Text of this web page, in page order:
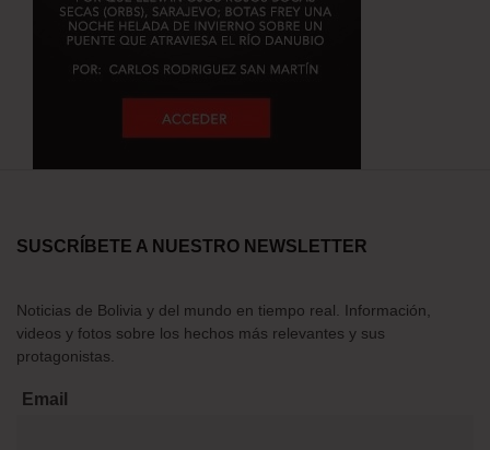
SUSCRÍBETE A NUESTRO NEWSLETTER
Noticias de Bolivia y del mundo en tiempo real. Información,
videos y fotos sobre los hechos más relevantes y sus
protagonistas.
Email